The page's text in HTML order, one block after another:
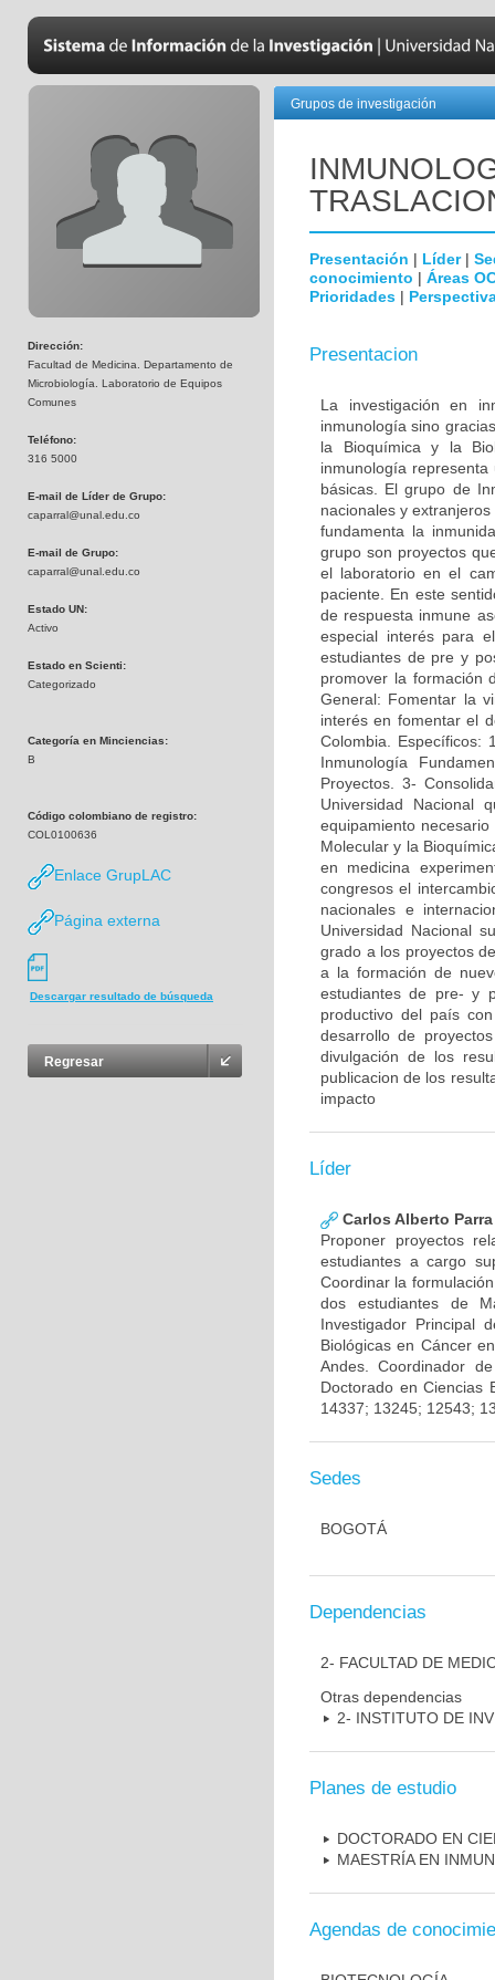
Dirección:
Facultad de Medicina. Departamento de
Microbiología. Laboratorio de Equipos
Comunes
Teléfono:
316 5000
E-mail de Líder de Grupo:
caparral@unal.edu.co
E-mail de Grupo:
caparral@unal.edu.co
Estado UN:
Activo
Estado en Scienti:
Categorizado
Categoría en Minciencias:
B
Código colombiano de registro:
COL0100636
Enlace GrupLAC
Página externa
Descargar resultado de búsqueda
Regresar
Grupos de investigación
Presentación | Líder|
conocimiento | Áreas
Prioridades |
Presentacion
La investigación en
inmunología sino
la Bioquímica y la
inmunología
básicas. El grupo de
nacionales y
fundamenta la
grupo son proyectos
el laboratorio en el
paciente. En este
de respuesta inmune
especial interés para
estudiantes de pre y
promover la formación
General: Fomentar la
interés en fomentar el
Colombia. Específicos:
Inmunología
Proyectos. 3-
Universidad
equipamiento
Molecular y la
en medicina
congresos el
nacionales e
Universidad Nacional
grado a los proyectos
a la formación de
estudiantes de pre- y
productivo del país
desarrollo de
divulgación de los
publicacion de los
impacto
Líder
Carlos Alberto
Proponer proyectos
estudiantes a cargo
Coordinar la
dos estudiantes de
Investigador Principal
Biológicas en Cáncer
Andes. Coordinador
Doctorado en Ciencias
14337; 13245; 12543;
Sedes
BOGOTÁ
Dependencias
2- FACULTAD DE
Otras dependencias
2- INSTITUTO DE
Planes de estudio
DOCTORADO EN
MAESTRÍA EN
Agendas de